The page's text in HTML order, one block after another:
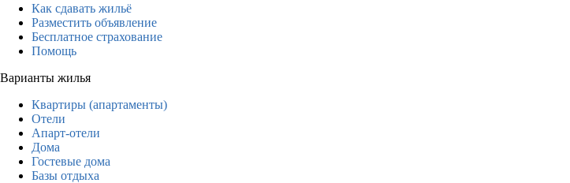
Как сдавать жильё
Разместить объявление
Бесплатное страхование
Помощь
Варианты жилья
Квартиры (апартаменты)
Отели
Апарт-отели
Дома
Гостевые дома
Базы отдыха